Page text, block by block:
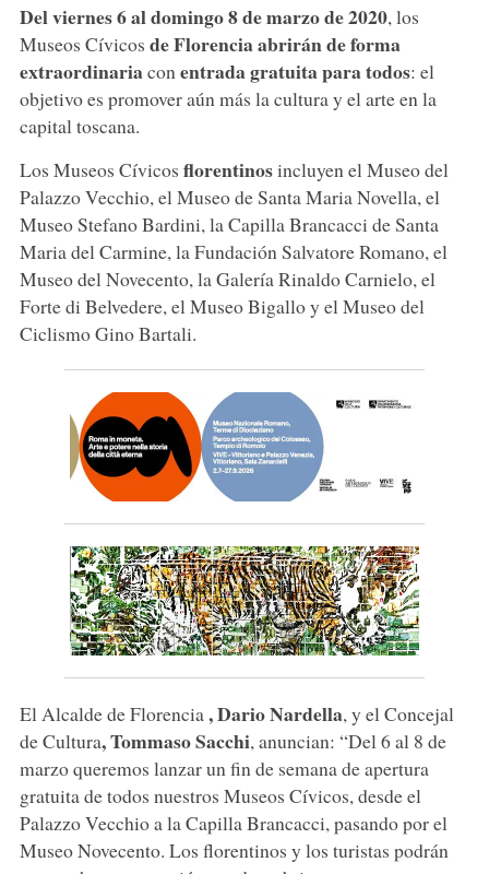
Del viernes 6 al domingo 8 de marzo de 2020, los
Museos Cívicos de Florenciaabrirán de forma
extraordinariaconentrada gratuita para todos: el
objetivo es promover aún más la cultura y el arte en la
capital toscana.
Los Museos Cívicos florentinosincluyen el Museo del
Palazzo Vecchio, el Museo de Santa Maria Novella, el
Museo Stefano Bardini, la Capilla Brancacci de Santa
Maria del Carmine, la Fundación Salvatore Romano, el
Museo del Novecento, la Galería Rinaldo Carnielo, el
Forte di Belvedere, el Museo Bigallo y el Museo del
Ciclismo Gino Bartali.
El Alcalde de Florencia , Dario Nardella, y el Concejal
de Cultura, Tommaso Sacchi, anuncian: “Del 6 al 8 de
marzo queremos lanzar un fin de semana de apertura
gratuita de todos nuestros Museos Cívicos, desde el
Palazzo Vecchio a la Capilla Brancacci, pasando por el
Museo Novecento. Los florentinos y los turistas podrán